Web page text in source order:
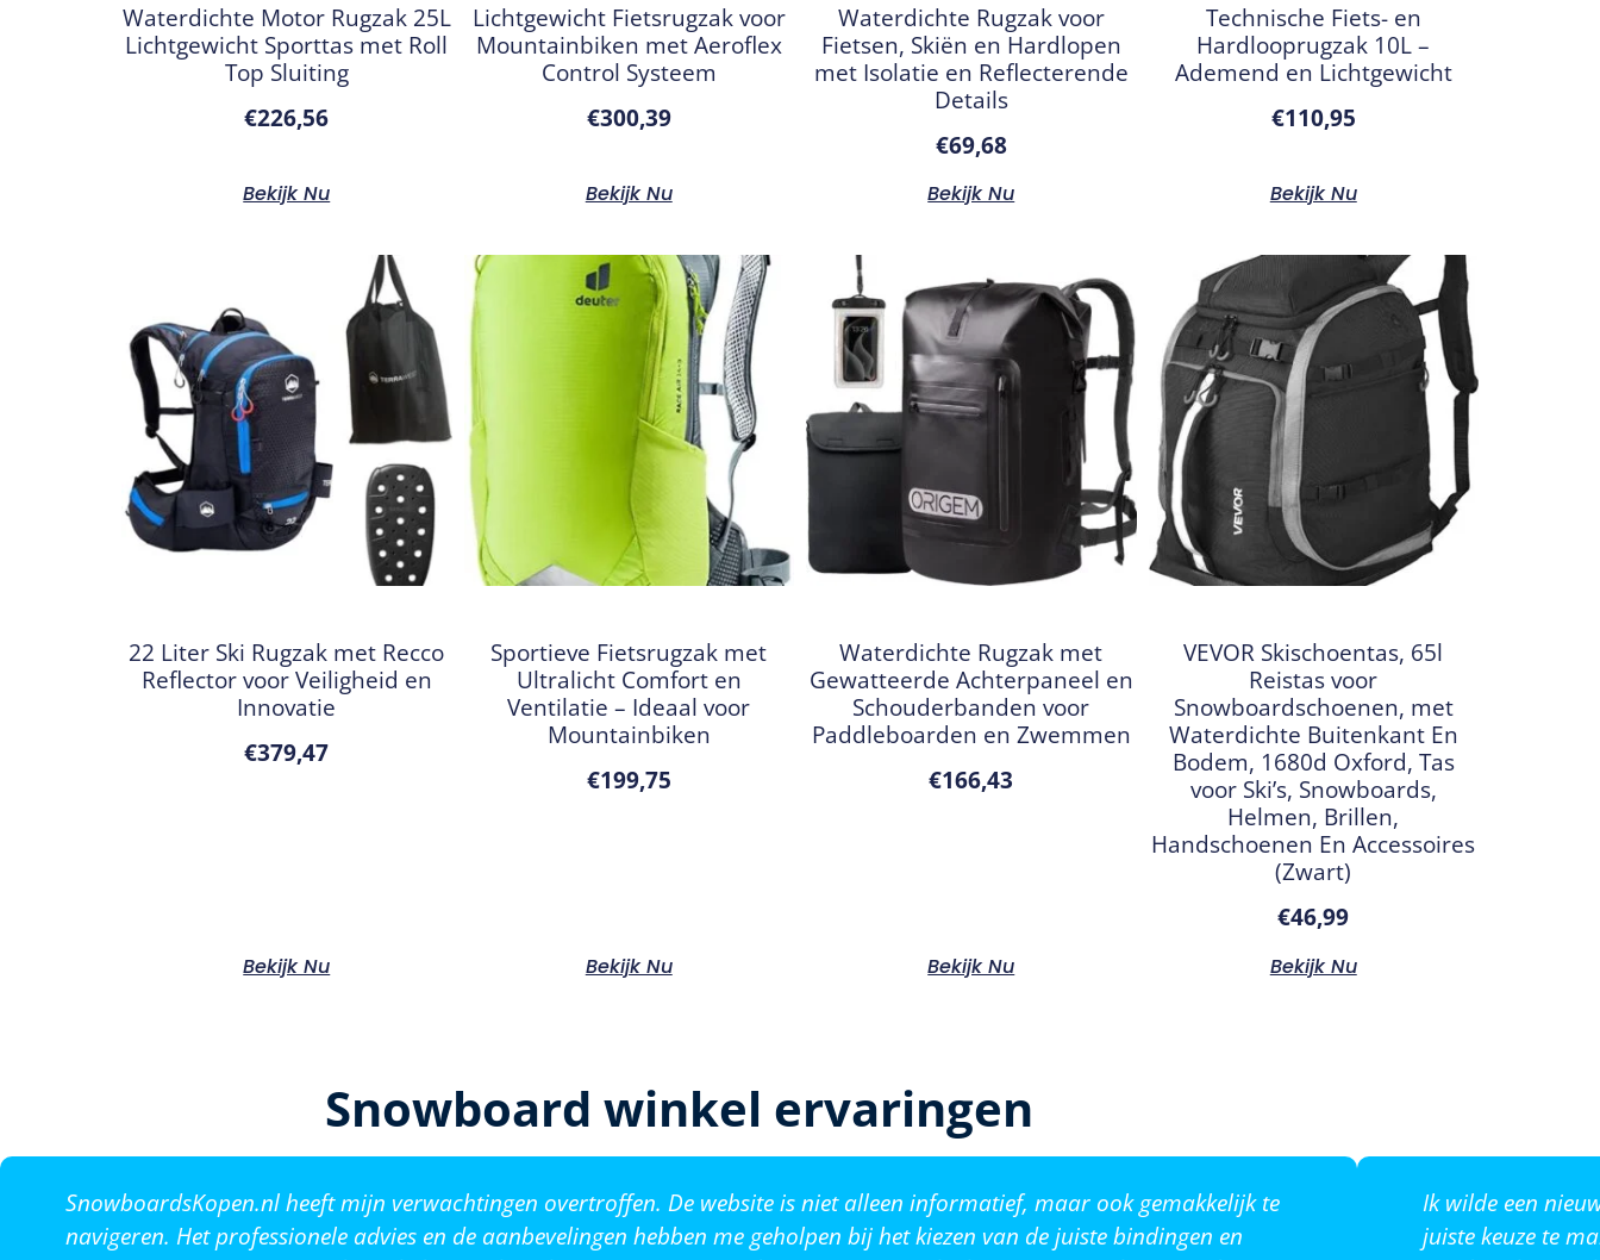
Waterdichte Motor Rugzak 25L
Lichtgewicht Sporttas met Roll
Top Sluiting
€226,56
Bekijk Nu
Lichtgewicht Fietsrugzak voor
Mountainbiken met Aeroflex
Control Systeem
€300,39
Bekijk Nu
Waterdichte Rugzak voor
Fietsen, Skiën en Hardlopen
met Isolatie en Reflecterende
Details
€69,68
Bekijk Nu
Technische Fiets- en
Hardlooprugzak 10L –
Ademend en Lichtgewicht
€110,95
Bekijk Nu
22 Liter Ski Rugzak met Recco
Reflector voor Veiligheid en
Innovatie
€379,47
Bekijk Nu
Sportieve Fietsrugzak met
Ultralicht Comfort en
Ventilatie – Ideaal voor
Mountainbiken
€199,75
Bekijk Nu
Waterdichte Rugzak met
Gewatteerde Achterpaneel en
Schouderbanden voor
Paddleboarden en Zwemmen
€166,43
Bekijk Nu
VEVOR Skischoentas, 65l
Reistas voor
Snowboardschoenen, met
Waterdichte Buitenkant En
Bodem, 1680d Oxford, Tas
voor Ski’s, Snowboards,
Helmen, Brillen,
Handschoenen En Accessoires
(Zwart)
€46,99
Bekijk Nu
Snowboard winkel ervaringen
SnowboardsKopen.nl heeft mijn verwachtingen overtroffen. De website is niet alleen informatief, maar ook gemakkelijk te
navigeren. Het professionele advies en de aanbevelingen hebben me geholpen bij het kiezen van de juiste bindingen en
Ik wilde een
juiste keuze te